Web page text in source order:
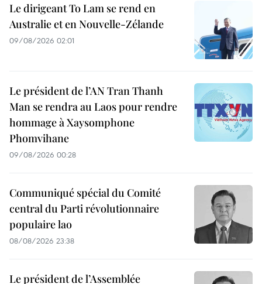
Le dirigeant To Lam se rend en
Australie et en Nouvelle-Zélande
09/08/2026 02:01
Le président de l’AN Tran Thanh
Man se rendra au Laos pour rendre
hommage à Xaysomphone
Phomvihane
09/08/2026 00:28
Communiqué spécial du Comité
central du Parti révolutionnaire
populaire lao
08/08/2026 23:38
Le président de l’Assemblée